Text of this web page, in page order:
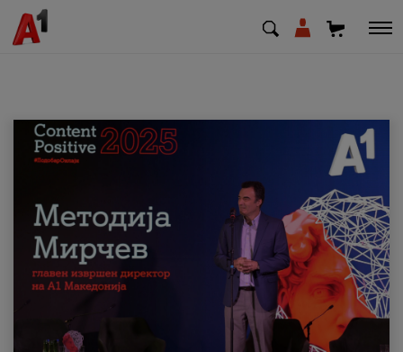
МК EN
Приватни Деловни
Поддршка